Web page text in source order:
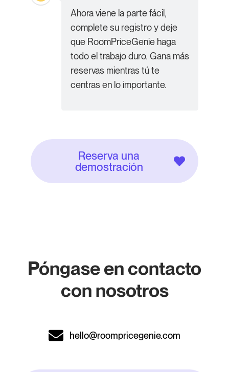
Ahora viene la parte fácil,
complete su registro y deje
que RoomPriceGenie haga
todo el trabajo duro. Gana más
reservas mientras tú te
centras en lo importante.
Reserva una
demostración
Póngase en contacto
con nosotros
hello@roompricegenie.com